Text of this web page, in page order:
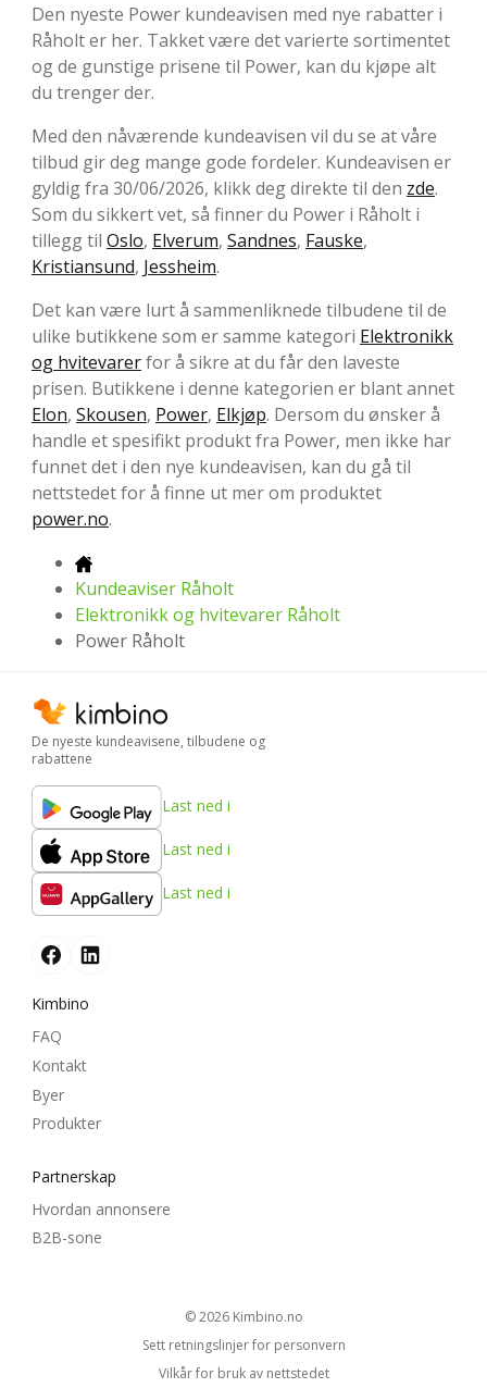
Den nyeste Power kundeavisen med nye rabatter i
Råholt er her. Takket være det varierte sortimentet
og de gunstige prisene til Power, kan du kjøpe alt
du trenger der.
Med den nåværende kundeavisen vil du se at våre
tilbud gir deg mange gode fordeler. Kundeavisen er
gyldig fra 30/06/2026, klikk deg direkte til den zde.
Som du sikkert vet, så finner du Power i Råholt i
tillegg til Oslo, Elverum, Sandnes, Fauske,
Kristiansund, Jessheim.
Det kan være lurt å sammenliknede tilbudene til de
ulike butikkene som er samme kategori Elektronikk
og hvitevarerfor å sikre at du får den laveste
prisen. Butikkene i denne kategorien er blant annet
Elon, Skousen, Power, Elkjøp. Dersom du ønsker å
handle et spesifikt produkt fra Power, men ikke har
funnet det i den nye kundeavisen, kan du gå til
nettstedet for å finne ut mer om produktet
power.no.
Kundeaviser Råholt
Elektronikk og hvitevarer Råholt
Power Råholt
De nyeste kundeavisene, tilbudene og
rabattene
Last ned i
Last ned i
Last ned i
Kimbino
FAQ
Kontakt
Byer
Produkter
Partnerskap
Hvordan annonsere
B2B-sone
© 2026 kimbino.no
Sett retningslinjer for personvern
Vilkår for bruk av nettstedet